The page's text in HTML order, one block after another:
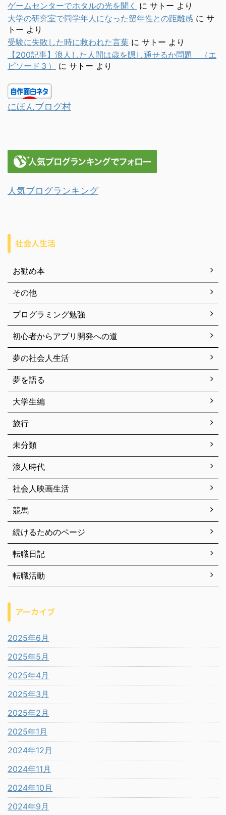
ゲームセンターでホタルの光を聞く に サトー より
大学の研究室で同学年人になった留年性との距離感 に サ
トー より
受験に失敗した時に救われた言葉 に サトー より
【200記事】浪人した人間は歳を隠し通せるか問題 （エ
ピソード３）
に サトー より
にほんブログ村
人気ブログランキング
社会人生活
お勧め本
その他
プログラミング勉強
初心者からアプリ開発への道
夢の社会人生活
夢を語る
大学生編
旅行
未分類
浪人時代
社会人映画生活
競馬
続けるためのページ
転職日記
転職活動
アーカイブ
2025年6月
2025年5月
2025年4月
2025年3月
2025年2月
2025年1月
2024年12月
2024年11月
2024年10月
2024年9月